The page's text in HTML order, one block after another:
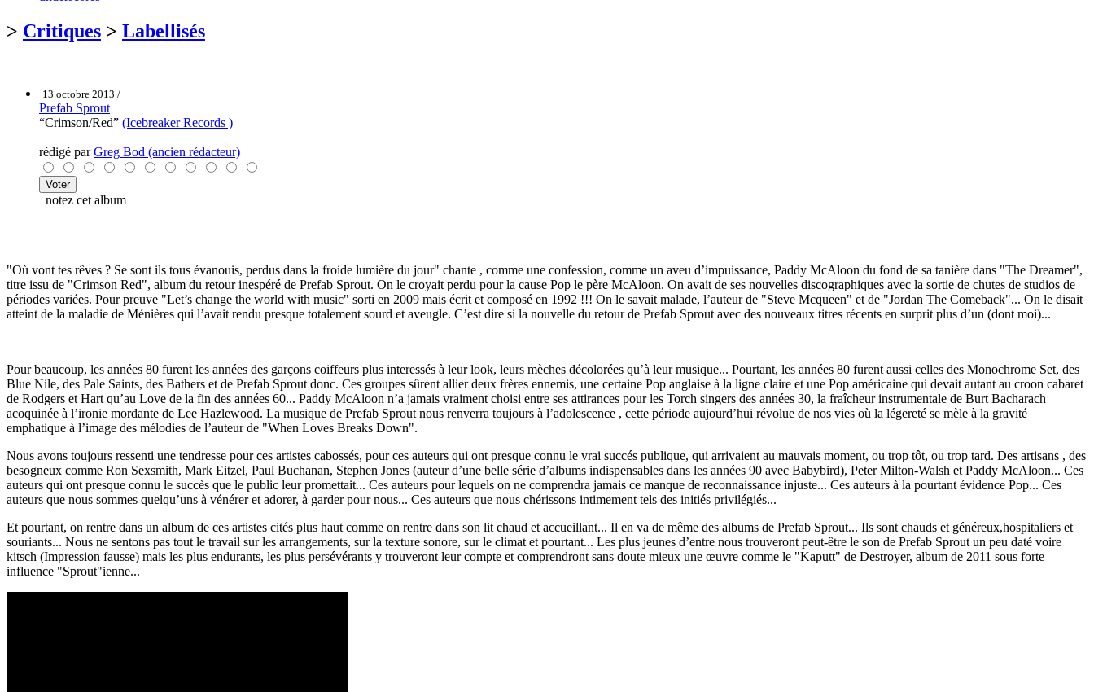
> Critiques > Labellisés
13 octobre 2013 /
Prefab Sprout
“Crimson/Red” (Icebreaker Records )
rédigé parGreg Bod (ancien rédacteur)
notez cet album
"Où vont tes rêves ? Se sont ils tous évanouis, perdus dans la froide lumière du jour" chante , comme une confession, comme un aveu d’impuissance, Paddy McAloon du fond de sa tanière dans "The Dreamer",
titre issu de "Crimson Red", album du retour inespéré de Prefab Sprout. On le croyait perdu pour la cause Pop le père McAloon. On avait de ses nouvelles discographiques avec la sortie de chutes de studios de
périodes variées. Pour preuve "Let’s change the world with music" sorti en 2009 mais écrit et composé en 1992 !!! On le savait malade, l’auteur de "Steve Mcqueen" et de "Jordan The Comeback"... On le disait
atteint de la maladie de Ménières qui l’avait rendu presque totalement sourd et aveugle. C’est dire si la nouvelle du retour de Prefab Sprout avec des nouveaux titres récents en surprit plus d’un (dont moi)...
Pour beaucoup, les années 80 furent les années des garçons coiffeurs plus interessés à leur look, leurs mèches décolorées qu’à leur musique... Pourtant, les années 80 furent aussi celles des Monochrome Set, des
Blue Nile, des Pale Saints, des Bathers et de Prefab Sprout donc. Ces groupes sûrent allier deux frères ennemis, une certaine Pop anglaise à la ligne claire et une Pop américaine qui devait autant au croon cabaret
de Rodgers et Hart qu’au Love de la fin des années 60... Paddy McAloon n’a jamais vraiment choisi entre ses attirances pour les Torch singers des années 30, la fraîcheur instrumentale de Burt Bacharach
acoquinée à l’ironie mordante de Lee Hazlewood. La musique de Prefab Sprout nous renverra toujours à l’adolescence , cette période aujourd’hui révolue de nos vies où la légereté se mèle à la gravité
emphatique à l’image des mélodies de l’auteur de "When Loves Breaks Down".
Nous avons toujours ressenti une tendresse pour ces artistes cabossés, pour ces auteurs qui ont presque connu le vrai succés publique, qui arrivaient au mauvais moment, ou trop tôt, ou trop tard. Des artisans , des
besogneux comme Ron Sexsmith, Mark Eitzel, Paul Buchanan, Stephen Jones (auteur d’une belle série d’albums indispensables dans les années 90 avec Babybird), Peter Milton-Walsh et Paddy McAloon... Ces
auteurs qui ont presque connu le succès que le public leur promettait... Ces auteurs pour lequels on ne comprendra jamais ce manque de reconnaissance injuste... Ces auteurs à la pourtant évidence Pop... Ces
auteurs que nous sommes quelqu’uns à vénérer et adorer, à garder pour nous... Ces auteurs que nous chérissons intimement tels des initiés privilégiés...
Et pourtant, on rentre dans un album de ces artistes cités plus haut comme on rentre dans son lit chaud et accueillant... Il en va de même des albums de Prefab Sprout... Ils sont chauds et généreux,hospitaliers et
souriants... Nous ne sentons pas tout le travail sur les arrangements, sur la texture sonore, sur le climat et pourtant... Les plus jeunes d’entre nous trouveront peut-être le son de Prefab Sprout un peu daté voire
kitsch (Impression fausse) mais les plus endurants, les plus persévérants y trouveront leur compte et comprendront sans doute mieux une œuvre comme le "Kaputt" de Destroyer, album de 2011 sous forte
influence "Sprout"ienne...